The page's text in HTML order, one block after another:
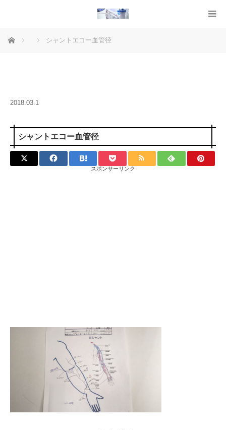
ホーム シャントエコー血管径
2018.03.1
シャントエコー血管径
スポンサーリンク